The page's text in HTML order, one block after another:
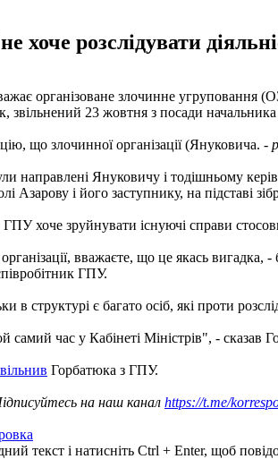
розслідувати
організоване злочинне
звільнений 23 жовтня з посади
що злочинної організації (Януковича. -
направлені Януковичу і тодішньому
і його заступнику, на підставі
хоче зруйнувати існуючі справи
вважаєте, що це якась
ГПУ.
в структурі є багато осіб, які проти
самий час у Кабінеті Міністрів", - сказав
Горбатюка з ГПУ.
на наш канал https://t.me/
текст і натисніть Ctrl + Enter, щоб